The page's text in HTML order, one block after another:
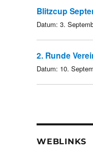
Blitzcup
Datum: 3.
2. Runde
Datum: 10.
WEBLINKS